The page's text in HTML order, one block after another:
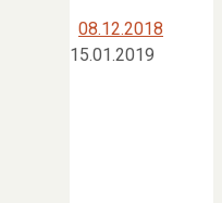
08.12.2018
15.01.2019